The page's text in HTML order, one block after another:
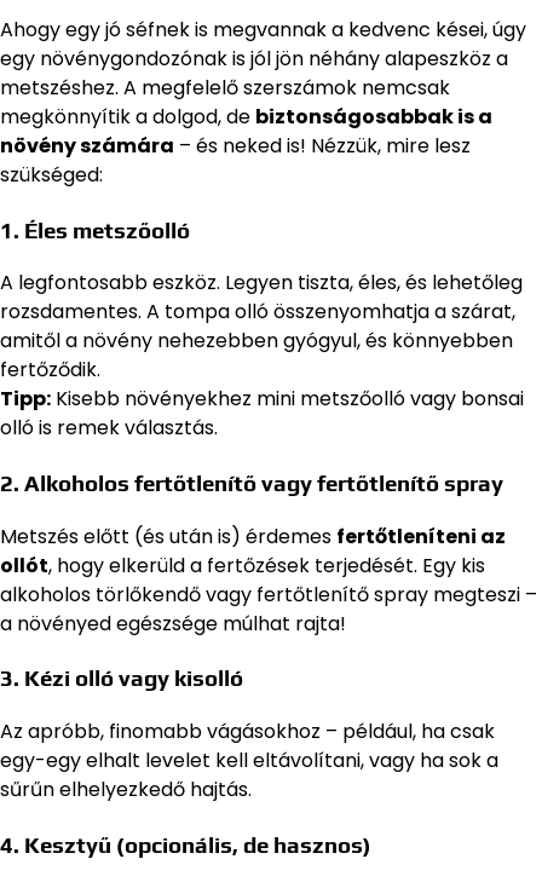
Ahogy egy jó séfnek is megvannak a kedvenc kései, úgy
egy növénygondozónak is jól jön néhány alapeszköz a
metszéshez. A megfelelő szerszámok nemcsak
megkönnyítik a dolgod, de biztonságosabbak is a
növény számára – és neked is! Nézzük, mire lesz
szükséged:
1. Éles metszőolló
A legfontosabb eszköz. Legyen tiszta, éles, és lehetőleg
rozsdamentes. A tompa olló összenyomhatja a szárat,
amitől a növény nehezebben gyógyul, és könnyebben
fertőződik.
Tipp: Kisebb növényekhez mini metszőolló vagy bonsai
olló is remek választás.
2. Alkoholos fertőtlenítő vagy fertőtlenítő spray
Metszés előtt (és után is) érdemes fertőtleníteni az
ollót, hogy elkerüld a fertőzések terjedését. Egy kis
alkoholos törlőkendő vagy fertőtlenítő spray megteszi –
a növényed egészsége múlhat rajta!
3. Kézi olló vagy kisolló
Az apróbb, finomabb vágásokhoz – például, ha csak
egy-egy elhalt levelet kell eltávolítani, vagy ha sok a
sűrűn elhelyezkedő hajtás.
4. Kesztyű (opcionális, de hasznos)